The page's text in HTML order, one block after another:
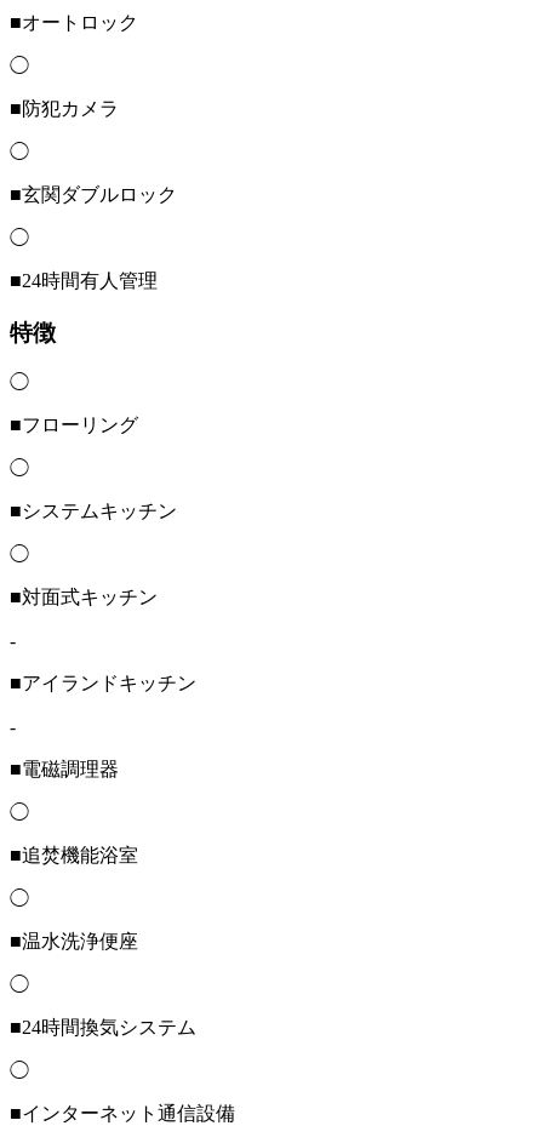
■オートロック
◯
■防犯カメラ
◯
■玄関ダブルロック
◯
■24時間有人管理
特徴
◯
■フローリング
◯
■システムキッチン
◯
■対面式キッチン
-
■アイランドキッチン
-
■電磁調理器
◯
■追焚機能浴室
◯
■温水洗浄便座
◯
■24時間換気システム
◯
■インターネット通信設備